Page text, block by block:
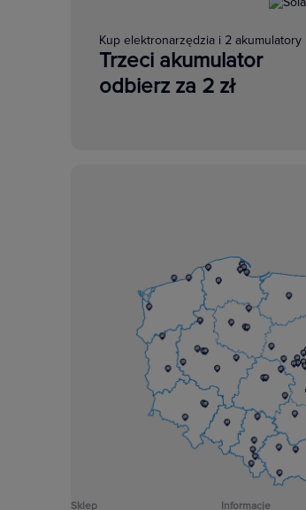
Kup elektronarzędzia i 2 akumulatory
Trzeci akumulator
odbierz za 2 zł
Sklep Informacje